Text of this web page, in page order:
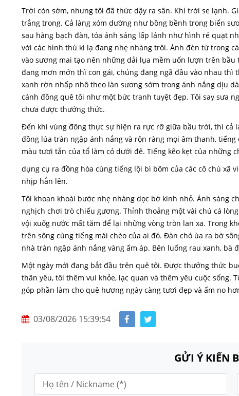
Trời còn sớm, nhưng tôi đã thức dậy ra sân. Khí trời se lạnh.
trắng trong. Cả làng xóm dường như bồng bềnh trong biển
sau hàng bạch đàn, tỏa ánh sáng lấp lánh như hình rẻ quạt
với các hình thù kì lạ đang nhẹ nhàng trôi. Ánh đèn từ trong
vào sương mai tạo nên những dải lụa mềm uốn lượn trên
đang mơn mởn thì con gái, chúng đang ngã đầu vào nhau
xanh rờn nhấp nhô theo làn sương sớm trong ánh nắng dịu
cánh đồng quê tôi như một bức tranh tuyệt đẹp. Tôi say sưa
chưa được thưởng thức.
Đến khi vùng đông thực sự hiện ra rực rỡ giữa bầu trời, thì
đồng lúa tràn ngập ánh nắng và rộn ràng mọi âm thanh,
màu tươi tắn của tổ làm cỏ dưới đê. Tiếng kẽo kẹt của những
dụng cụ ra đồng hòa cùng tiếng lội bì bõm của các cô chú xã
nhịp hẳn lên.
Tôi khoan khoái bước nhẹ nhàng dọc bờ kinh nhỏ. Ánh sáng
nghịch chơi trò chiếu gương. Thỉnh thoảng một vài chú cá
vội xuốg nước mất tăm để lại những vòng tròn lan xa. Trong
trên sông cùng tiếng mái chèo của ai đó. Đàn chó ùa ra bờ
nhà tràn ngập ánh nắng vàng ấm áp. Bên luống rau xanh, bà
Một ngày mới đang bắt đầu trên quê tôi. Được thưởng thức
thân yêu, tôi thêm vui khỏe, lạc quan và thêm yêu cuộc sống.
góp phần làm cho quê hương ngày càng tươi đẹp và ấm no
03/08/2026 15:39:54
GỬI Ý KIẾN